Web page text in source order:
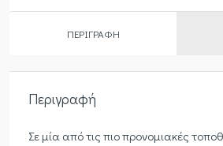
ΠΕΡΙΓΡΑΦΉ
Περιγραφή
Σε μία από τις πιο προνομιακές